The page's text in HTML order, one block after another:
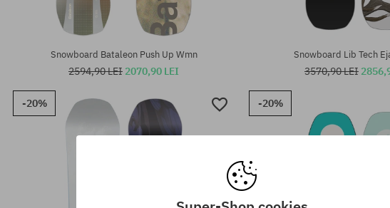
Mărimi existente:
Mărimi existente:
Snowboard Bataleon Push Up Wmn
2594,90 LEI 2070,90 LEI
Snowboard Lib Tech
3570,90 LEI
-20% -20%